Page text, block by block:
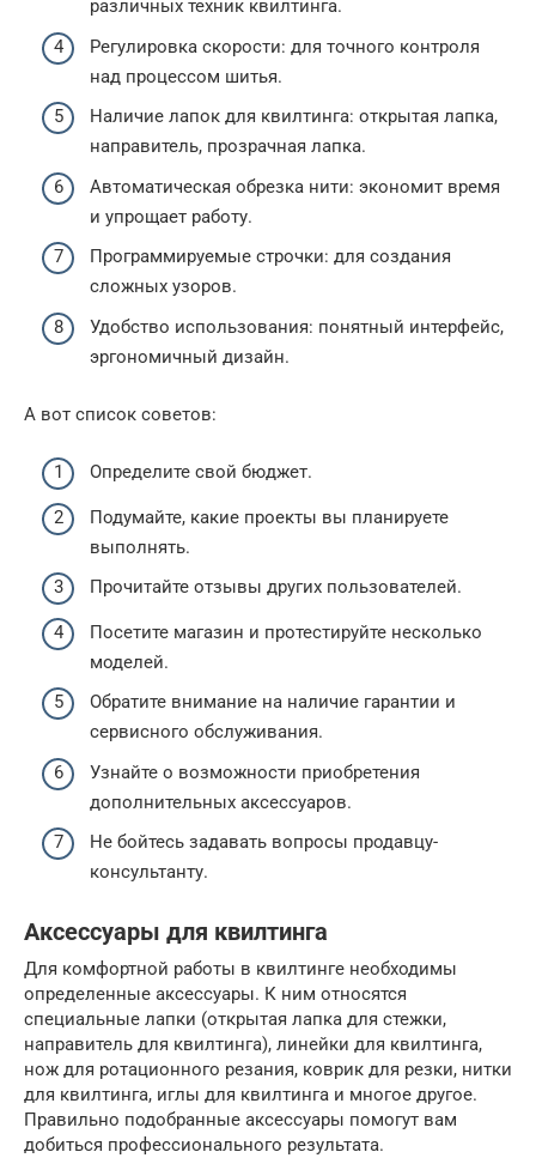
различных техник квилтинга.
Регулировка скорости: для точного контроля
над процессом шитья.
Наличие лапок для квилтинга: открытая лапка,
направитель, прозрачная лапка.
Автоматическая обрезка нити: экономит время
и упрощает работу.
Программируемые строчки: для создания
сложных узоров.
Удобство использования: понятный интерфейс,
эргономичный дизайн.
А вот список советов:
Определите свой бюджет.
Подумайте, какие проекты вы планируете
выполнять.
Прочитайте отзывы других пользователей.
Посетите магазин и протестируйте несколько
моделей.
Обратите внимание на наличие гарантии и
сервисного обслуживания.
Узнайте о возможности приобретения
дополнительных аксессуаров.
Не бойтесь задавать вопросы продавцу-
консультанту.
Аксессуары для квилтинга
Для комфортной работы в квилтинге необходимы
определенные аксессуары. К ним относятся
специальные лапки (открытая лапка для стежки,
направитель для квилтинга), линейки для квилтинга,
нож для ротационного резания, коврик для резки, нитки
для квилтинга, иглы для квилтинга и многое другое.
Правильно подобранные аксессуары помогут вам
добиться профессионального результата.